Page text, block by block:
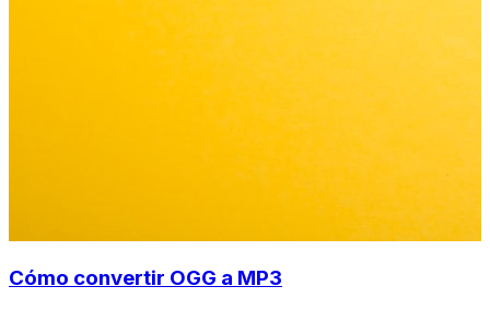
Cómo convertir OGG a MP3